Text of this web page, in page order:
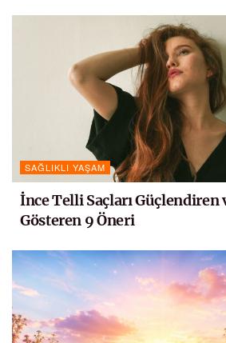
SAĞLIKLI YAŞAM
İnce Telli Saçları Güçlendiren
Gösteren 9 Öneri